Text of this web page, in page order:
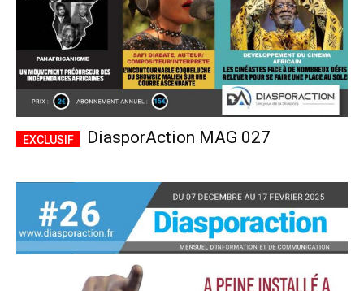
DiasporAction MAG 027